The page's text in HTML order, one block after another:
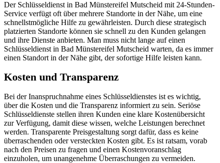
Der Schlüsseldienst in Bad Münstereifel Mutscheid mit 24-Stunden-
Service verfügt oft über mehrere Standorte in der Nähe, um eine
schnellstmögliche Hilfe zu gewährleisten.​ Durch diese strategisch
platzierten Standorte können sie schnell zu den Kunden gelangen
und ihre Dienste anbieten. Man muss nicht lange auf einen
Schlüsseldienst in Bad Münstereifel Mutscheid warten, da es immer
einen Standort in der Nähe gibt, der sofortige Hilfe leisten kann.
Kosten und Transparenz
Bei der Inanspruchnahme eines Schlüsseldienstes ist es wichtig,
über die Kosten und die Transparenz informiert zu sein.​ Seriöse
Schlüsseldienste stellen ihren Kunden eine klare Kostenübersicht
zur Verfügung, damit diese wissen, welche Leistungen berechnet
werden.​ Transparente Preisgestaltung sorgt dafür, dass es keine
überraschenden oder versteckten Kosten gibt. Es ist ratsam, vorab
nach den Preisen zu fragen und einen Kostenvoranschlag
einzuholen, um unangenehme Überraschungen zu vermeiden.​